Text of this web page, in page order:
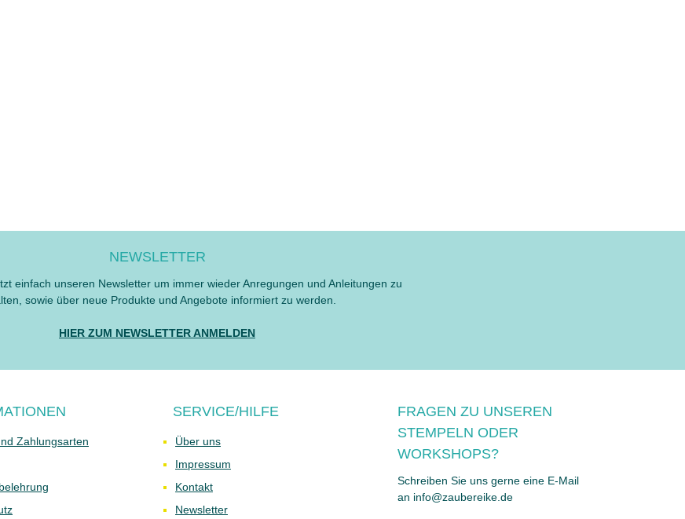
NEWSLETTER
einfach unseren Newsletter um immer wieder Anregungen und Anleitungen zu
sowie über neue Produkte und Angebote informiert zu werden.
HIER ZUM NEWSLETTER ANMELDEN
FRAGEN ZU UNSEREN
STEMPELN ODER
WORKSHOPS?
Schreiben Sie uns gerne eine E-Mail
an info@zaubereike.de
Zahlungsarten
SERVICE/HILFE
Über uns
Impressum
Kontakt
Newsletter